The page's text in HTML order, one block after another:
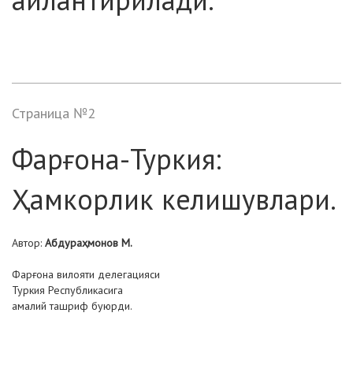
Страница №2
Фарғона-Туркия:
Ҳамкорлик келишувлари.
Автор: Абдураҳмонов М.
Фарғона вилояти делегацияси
Туркия Республикасига
амалий ташриф буюрди.